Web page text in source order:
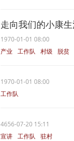
走向我们的小康
1970-01-01 08:00
产业
工作队 村级 脱贫
1970-01-01 08:00
工作队
4656-07-20 15:11
宣讲 工作队 驻村